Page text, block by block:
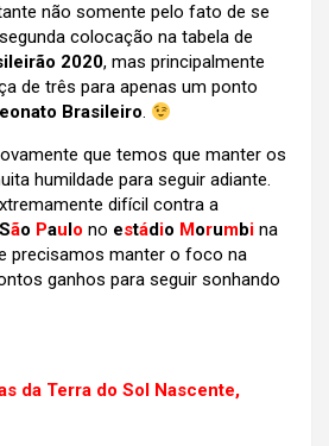
não somente pelo fato de se
colocação na tabela de
2020, mas principalmente
de três para apenas um ponto
Brasileiro.
que temos que manter os
humildade para seguir adiante.
difícil contra a
São Paulo no estádio Morumbi na
precisamos manter o foco na
ganhos para seguir sonhando
da Terra do Sol Nascente,